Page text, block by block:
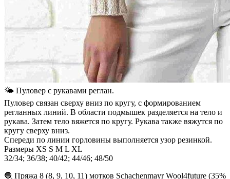
🌤 Пуловер с рукавами реглан.
Пуловер связан сверху вниз по кругу, с формированием
регланных линий. В области подмышек разделяется на тело и
рукава. Затем тело вяжется по кругу. Рукава также вяжутся по
кругу сверху вниз.
Спереди по линии горловины выполняется узор резинкой.
Размеры XS S M L XL
32/34; 36/38; 40/42; 44/46; 48/50
🧶 Пряжа 8 (8, 9, 10, 11) мотков Schachenmayr Wool4future (35%